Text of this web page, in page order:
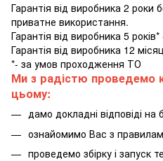
Гарантія від виробника 2
приватне використання.
Гарантія від виробника 5
Гарантія від виробника 12
*- за умов проходження ТО
Ми з радістю проведемо
цьому:
дамо докладні відповіді на
ознайомимо Вас з
проведемо збірку і запуск